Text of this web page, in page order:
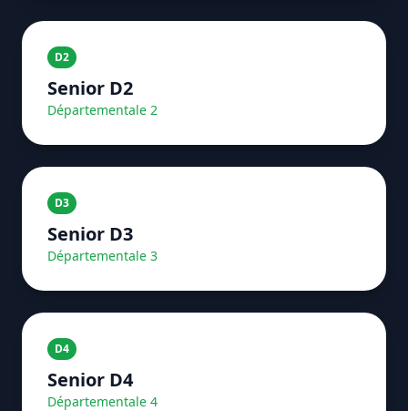
D2
Senior D2
Départementale 2
D3
Senior D3
Départementale 3
D4
Senior D4
Départementale 4